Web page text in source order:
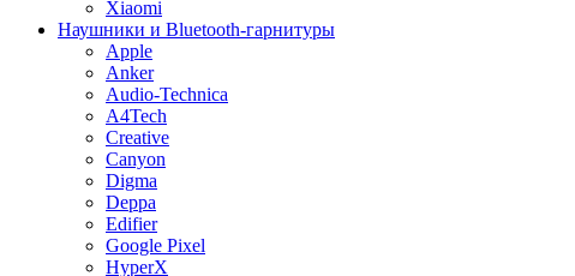
Xiaomi
Наушники и Bluetooth-гарнитуры
Apple
Anker
Audio-Technica
A4Tech
Creative
Canyon
Digma
Deppa
Edifier
Google Pixel
HyperX